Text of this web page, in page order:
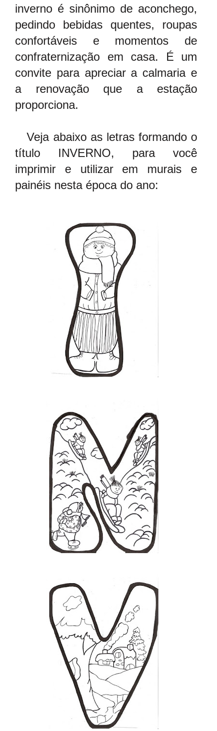
inverno é sinônimo de aconchego,
pedindo bebidas quentes, roupas
confortáveis e momentos de
confraternização em casa. É um
convite para apreciar a calmaria e
a renovação que a estação
proporciona.
Veja abaixo as letras formando o
título INVERNO, para você
imprimir e utilizar em murais e
painéis nesta época do ano: